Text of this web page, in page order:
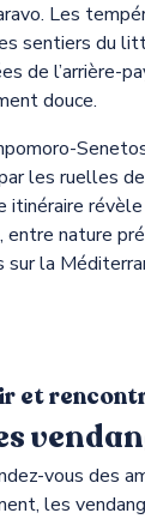
Les
sentiers du
de l’arrière-
douce.
les ruelles
itinéraire
nature
la
et
vous des
les